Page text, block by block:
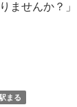
ませんか？
まる